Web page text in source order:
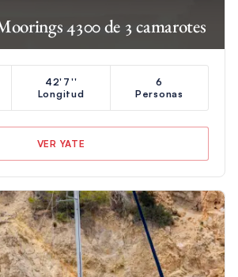
4300 de 3 camarotes
42'7''
Longitud
6
Personas
VER YATE